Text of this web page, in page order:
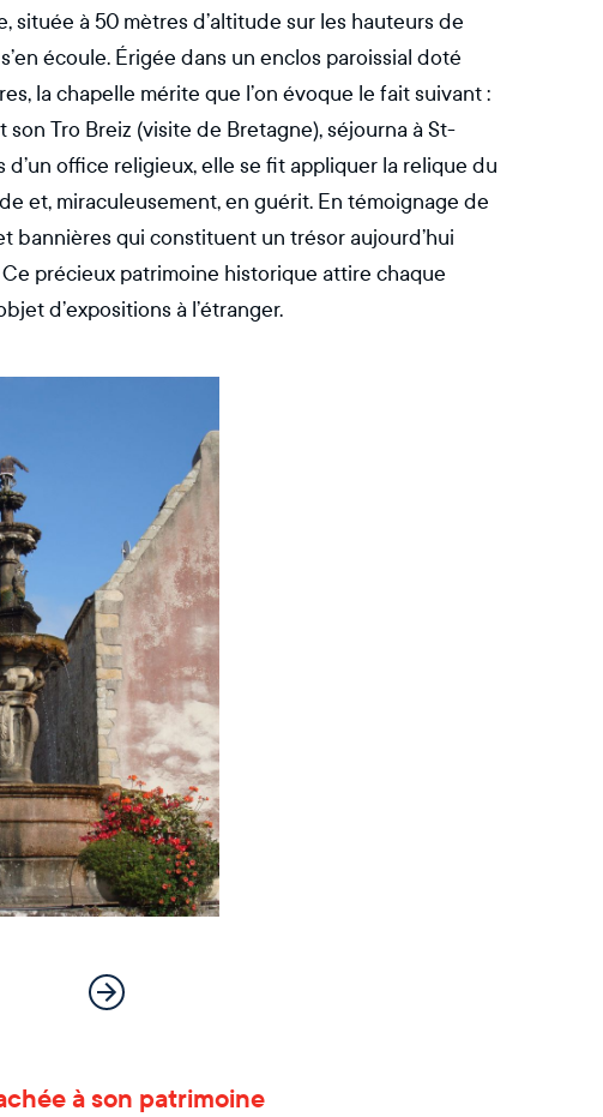
à 50 mètres d’altitude sur les hauteurs de
écoule. Érigée dans un enclos paroissial doté
la chapelle mérite que l’on évoque le fait suivant :
Tro Breiz (visite de Bretagne), séjourna à St-
office religieux, elle se fit appliquer la relique du
et, miraculeusement, en guérit. En témoignage de
bannières qui constituent un trésor aujourd’hui
précieux patrimoine historique attire chaque
d’expositions à l’étranger.
à son patrimoine